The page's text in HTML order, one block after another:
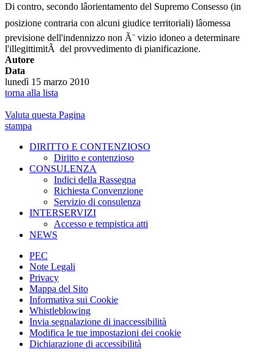
Di contro, secondo lâorientamento del Supremo Consesso (in
posizione contraria con alcuni giudice territoriali) lâomessa
previsione dell'indennizzo non Ã¨ vizio idoneo a determinare
l'illegittimitÃ del provvedimento di pianificazione.
Autore
Data
lunedì 15 marzo 2010
torna alla lista
Valuta questa Pagina
stampa
DIRITTO E CONTENZIOSO
Diritto e contenzioso
CONSULENZA
Indici della Rassegna
Richiesta Convenzione
Servizio di consulenza
INTERSERVIZI
Accesso e tempistica atti
NEWS
PEC
Note Legali
Privacy
Mappa del Sito
Informativa sui Cookie
Whistleblowing
Invia segnalazione di inaccessibilità
Modifica le tue impostazioni dei cookie
Dichiarazione di accessibilità